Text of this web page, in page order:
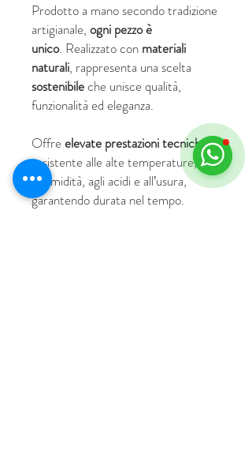
Prodotto a mano secondo tradizione
artigianale, ogni pezzo è
unico. Realizzato con materiali
naturali, rappresenta una scelta
sostenibileche unisce qualità,
funzionalità ed eleganza.
Offreelevate prestazioni tecniche: è
resistente alle alte temperature,
all’umidità, agli acidi e all’usura,
garantendo durata nel tempo.